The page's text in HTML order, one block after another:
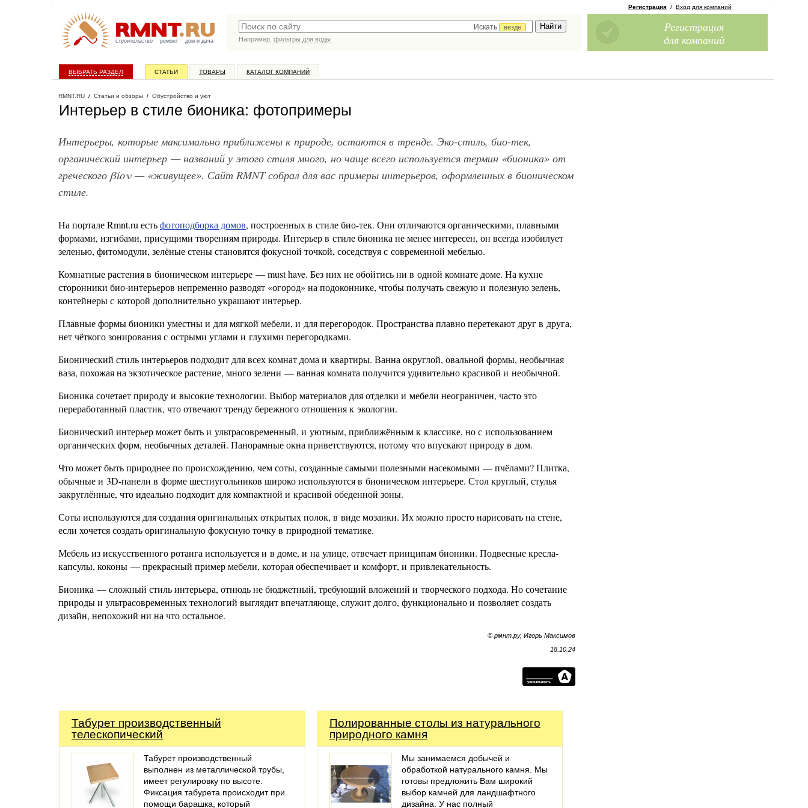
строительство ремонт дом и дача
Искать
везде
Например, фильтры для воды
Регистрация / Вход для компаний
Регистрация
для компаний
ВЫБРАТЬ РАЗДЕЛ СТАТЬИ ТОВАРЫ КАТАЛОГ КОМПАНИЙ
RMNT.RU / Статьи и обзоры / Обустройство и уют
Интерьер в стиле бионика: фотопримеры
Интерьеры, которые максимально приближены к природе, остаются в тренде. Эко-стиль, био-тек,
органический интерьер — названий у этого стиля много, но чаще всего используется термин «бионика» от
греческого βίον — «живущее». Сайт RMNT собрал для вас примеры интерьеров, оформленных в бионическом
стиле.
На портале Rmnt.ru естьфотоподборка домов, построенных в стиле био-тек. Они отличаются органическими, плавными
формами, изгибами, присущими творениям природы. Интерьер в стиле бионика не менее интересен, он всегда изобилует
зеленью, фитомодули, зелёные стены становятся фокусной точкой, соседствуя с современной мебелью.
Комнатные растения в бионическом интерьере — must have. Без них не обойтись ни в одной комнате доме. На кухне
сторонники био-интерьеров непременно разводят «огород» на подоконнике, чтобы получать свежую и полезную зелень,
контейнеры с которой дополнительно украшают интерьер.
Плавные формы бионики уместны и для мягкой мебели, и для перегородок. Пространства плавно перетекают друг в друга,
нет чёткого зонирования с острыми углами и глухими перегородками.
Бионический стиль интерьеров подходит для всех комнат дома и квартиры. Ванна округлой, овальной формы, необычная
ваза, похожая на экзотическое растение, много зелени — ванная комната получится удивительно красивой и необычной.
Бионика сочетает природу и высокие технологии. Выбор материалов для отделки и мебели неограничен, часто это
переработанный пластик, что отвечают тренду бережного отношения к экологии.
Бионический интерьер может быть и ультрасовременный, и уютным, приближённым к классике, но с использованием
органических форм, необычных деталей. Панорамные окна приветствуются, потому что впускают природу в дом.
Что может быть природнее по происхождению, чем соты, созданные самыми полезными насекомыми — пчёлами? Плитка,
обычные и 3D-панели в форме шестиугольников широко используются в бионическом интерьере. Стол круглый, стулья
закруглённые, что идеально подходит для компактной и красивой обеденной зоны.
Соты используются для создания оригинальных открытых полок, в виде мозаики. Их можно просто нарисовать на стене,
если хочется создать оригинальную фокусную точку в природной тематике.
Мебель из искусственного ротанга используется и в доме, и на улице, отвечает принципам бионики. Подвесные кресла-
капсулы, коконы — прекрасный пример мебели, которая обеспечивает и комфорт, и привлекательность.
Бионика — сложный стиль интерьера, отнюдь не бюджетный, требующий вложений и творческого подхода. Но сочетание
природы и ультрасовременных технологий выглядит впечатляюще, служит долго, функционально и позволяет создать
дизайн, непохожий ни на что остальное.
© рмнт.ру, Игорь Максимов
18.10.24
Табурет производственный
телескопический
Табурет производственный
выполнен из металлической трубы,
имеет регулировку по высоте.
Фиксация табурета происходит при
помощи барашка, который
Полированные столы из натурального
природного камня
Мы занимаемся добычей и
обработкой натурального камня. Мы
готовы предложить Вам широкий
выбор камней для ландшафтного
дизайна. У нас полный